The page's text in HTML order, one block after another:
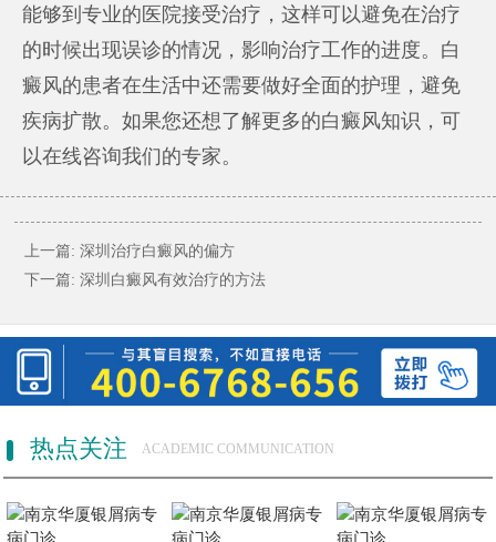
能够到专业的医院接受治疗，这样可以避免在治疗
的时候出现误诊的情况，影响治疗工作的进度。白
癜风的患者在生活中还需要做好全面的护理，避免
疾病扩散。如果您还想了解更多的白癜风知识，可
以在线咨询我们的专家。
上一篇: 深圳治疗白癜风的偏方
下一篇: 深圳白癜风有效治疗的方法
热点关注 ACADEMIC COMMUNICATION